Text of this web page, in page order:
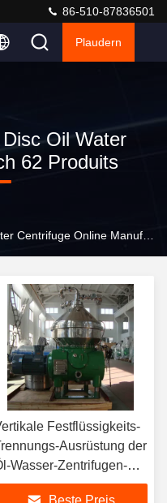
86-510-87836501
Plaudern
Oil Water
62 Produits
Festflüssigkeits-
Ausrüstung der
Wasser-Zentrifugen-